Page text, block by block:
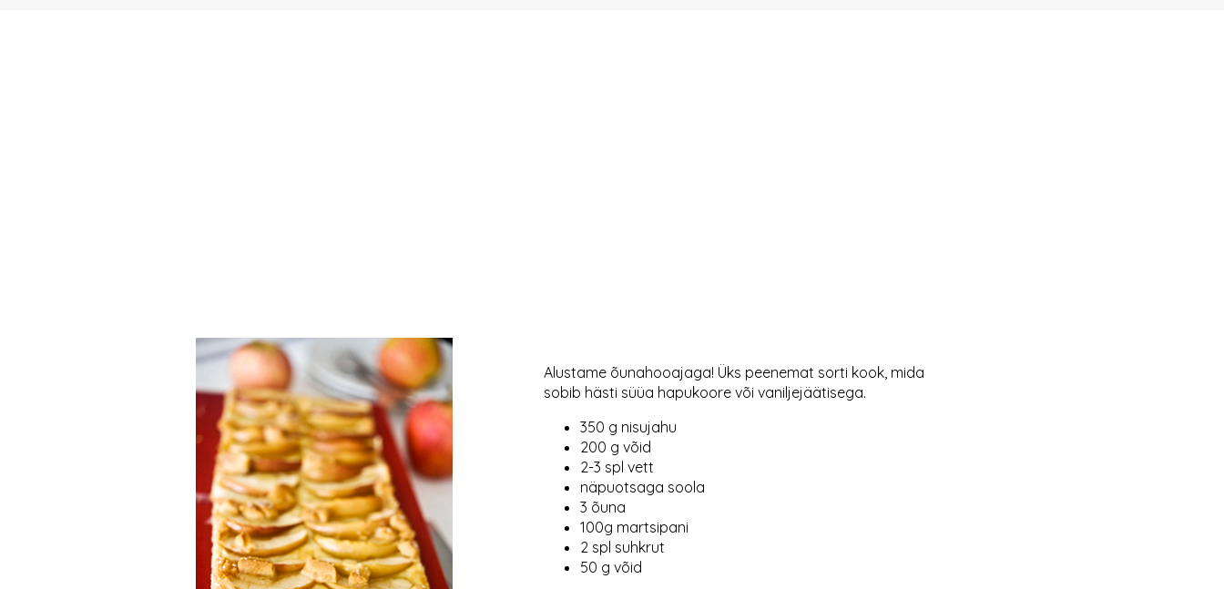
Alustame õunahooajaga! Üks peenemat sorti kook, mida
sobib hästi süüa hapukoore või vaniljejäätisega.
350 g nisujahu
200 g võid
2-3 spl vett
näpuotsaga soola
3 õuna
100g martsipani
2 spl suhkrut
50 g võid